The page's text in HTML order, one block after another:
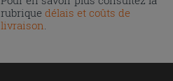
rubrique délais et coûts de
livraison